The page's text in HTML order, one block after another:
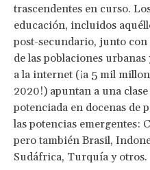
trascendentes en curso.
educación, incluidos
post-secundario, junto
de las poblaciones
a la internet (¡a 5 mil
2020!) apuntan a una
potenciada en docenas de
las potencias emergentes:
pero también Brasil,
Sudáfrica, Turquía y otros.